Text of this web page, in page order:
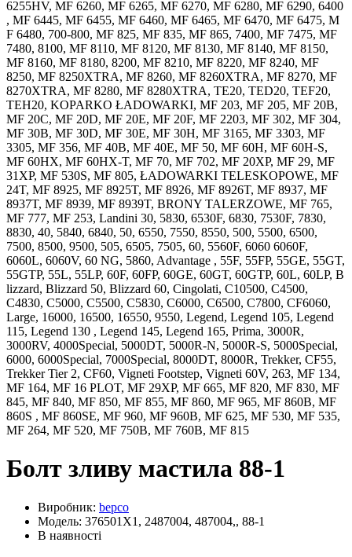
6255HV, MF 6260, MF 6265, MF 6270, MF 6280, MF 6290, 6400
, MF 6445, MF 6455, MF 6460, MF 6465, MF 6470, MF 6475, M
F 6480, 700-800, MF 825, MF 835, MF 865, 7400, MF 7475, MF
7480, 8100, MF 8110, MF 8120, MF 8130, MF 8140, MF 8150,
MF 8160, MF 8180, 8200, MF 8210, MF 8220, MF 8240, MF
8250, MF 8250XTRA, MF 8260, MF 8260XTRA, MF 8270, MF
8270XTRA, MF 8280, MF 8280XTRA, TE20, TED20, TEF20,
TEH20, KOPARKO ŁADOWARKI, MF 203, MF 205, MF 20B,
MF 20C, MF 20D, MF 20E, MF 20F, MF 2203, MF 302, MF 304,
MF 30B, MF 30D, MF 30E, MF 30H, MF 3165, MF 3303, MF
3305, MF 356, MF 40B, MF 40E, MF 50, MF 60H, MF 60H-S,
MF 60HX, MF 60HX-T, MF 70, MF 702, MF 20XP, MF 29, MF
31XP, MF 530S, MF 805, ŁADOWARKI TELESKOPOWE, MF
24T, MF 8925, MF 8925T, MF 8926, MF 8926T, MF 8937, MF
8937T, MF 8939, MF 8939T, BRONY TALERZOWE, MF 765,
MF 777, MF 253, Landini 30, 5830, 6530F, 6830, 7530F, 7830,
8830, 40, 5840, 6840, 50, 6550, 7550, 8550, 500, 5500, 6500,
7500, 8500, 9500, 505, 6505, 7505, 60, 5560F, 6060 6060F,
6060L, 6060V, 60 NG, 5860, Advantage , 55F, 55FP, 55GE, 55GT,
55GTP, 55L, 55LP, 60F, 60FP, 60GE, 60GT, 60GTP, 60L, 60LP, B
lizzard, Blizzard 50, Blizzard 60, Cingolati, C10500, C4500,
C4830, C5000, C5500, C5830, C6000, C6500, C7800, CF6060,
Large, 16000, 16500, 16550, 9550, Legend, Legend 105, Legend
115, Legend 130 , Legend 145, Legend 165, Prima, 3000R,
3000RV, 4000Special, 5000DT, 5000R-N, 5000R-S, 5000Special,
6000, 6000Special, 7000Special, 8000DT, 8000R, Trekker, CF55,
Trekker Tier 2, CF60, Vigneti Footstep, Vigneti 60V, 263, MF 134,
MF 164, MF 16 PLOT, MF 29XP, MF 665, MF 820, MF 830, MF
845, MF 840, MF 850, MF 855, MF 860, MF 965, MF 860B, MF
860S , MF 860SE, MF 960, MF 960B, MF 625, MF 530, MF 535,
MF 264, MF 520, MF 750B, MF 760B, MF 815
Болт зливу мастила 88-1
Виробник: bepco
Модель: 376501X1, 2487004, 487004,, 88-1
В наявності